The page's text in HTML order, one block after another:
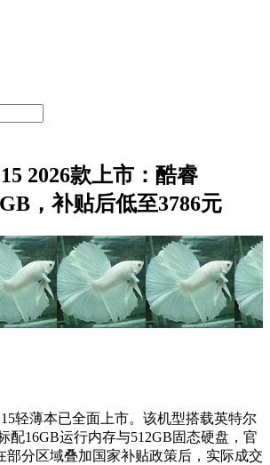
2026款上市：酷睿
，补贴后低至3786元
轻薄本已全面上市。该机型搭载英特尔
配16GB运行内存与512GB固态硬盘，官
部分区域叠加国家补贴政策后，实际成交